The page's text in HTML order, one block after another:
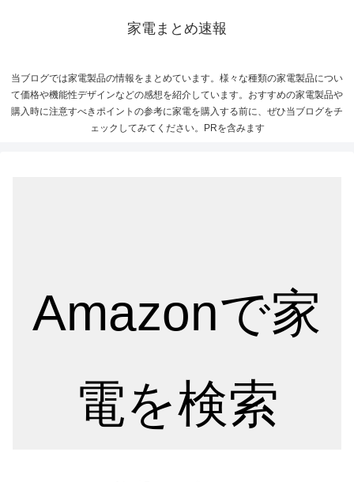
家電まとめ速報
当ブログでは家電製品の情報をまとめています。様々な種類の家電製品につい
て価格や機能性デザインなどの感想を紹介しています。おすすめの家電製品や
購入時に注意すべきポイントの参考に家電を購入する前に、ぜひ当ブログをチ
ェックしてみてください。PRを含みます
Amazonで家
電を検索